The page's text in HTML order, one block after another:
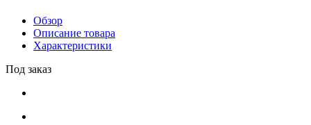
Обзор
Описание товара
Характеристики
Под заказ